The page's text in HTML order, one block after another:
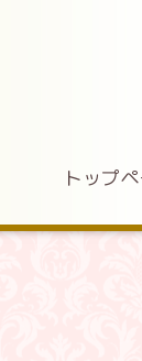
トップ